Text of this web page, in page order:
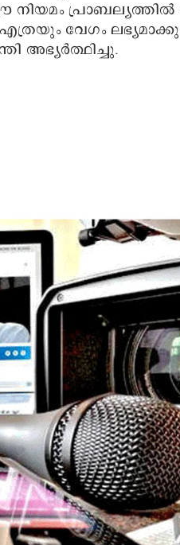
നിയമം
വേഗം
അഭ്യര്‍ത്ഥിച്ചു.